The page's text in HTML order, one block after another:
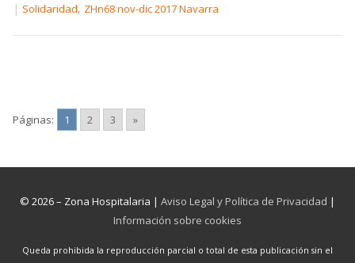
| Solidaridad, ZHn68 nov-dic 2017 Navarra
Páginas: 1 2 3 »
© 2026 – Zona Hospitalaria | Aviso Legal y Política de Privacidad |
Información sobre cookies
Queda prohibida la reproducción parcial o total de esta publicación sin el